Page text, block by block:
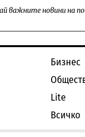
важните новини на
Бизнес
Lite
Всичко